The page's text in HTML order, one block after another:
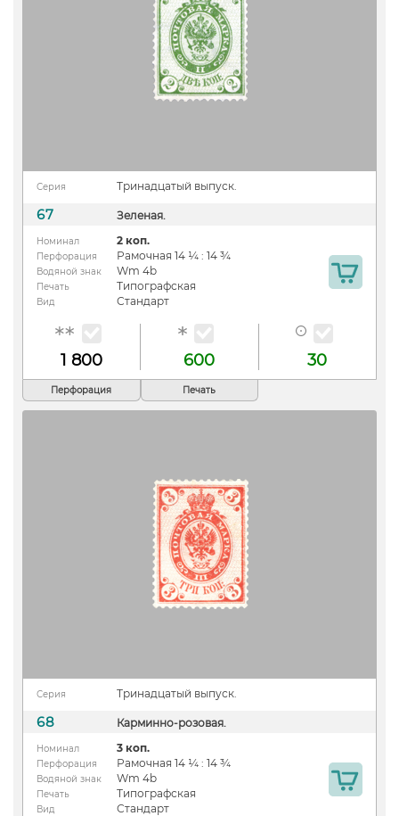
Серия Тринадцатый выпуск.
67 Зеленая.
Номинал 2 коп.
Перфорация Рамочная 14 ¼ : 14 ¾
Водяной знак Wm 4b
Печать Типографская
Вид Стандарт
1 800 600 30
Перфорация Печать
Серия Тринадцатый выпуск.
68 Карминно-розовая.
Номинал 3 коп.
Перфорация Рамочная 14 ¼ : 14 ¾
Водяной знак Wm 4b
Печать Типографская
Вид Стандарт